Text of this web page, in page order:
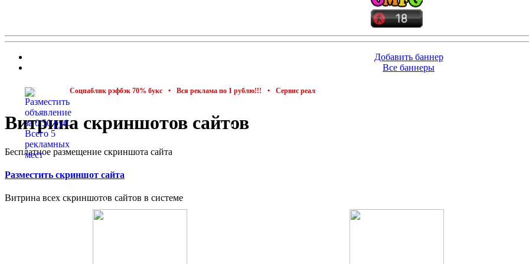
Добавить баннер
Все баннеры
Соцпаблик рэфбэк 70% букс • Вся реклама по 1 рублю!!! • Сервис реального заработка Убивай вирусы
Витрина скриншотов сайтов
Бесплатное размещение скриншота сайта
Разместить скриншот сайта
Витрина всех скриншотов сайтов в системе